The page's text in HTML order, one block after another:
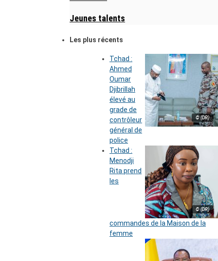
Jeunes talents
Les plus récents
© (DR)
Tchad :
Ahmed
Oumar
Djibrillah
élevé au
grade de
contrôleur
général de
police
© (DR)
Tchad :
Menodji
Rita prend
les
commandes de la Maison de la
femme